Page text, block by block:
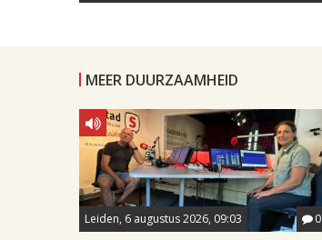
MEER DUURZAAMHEID
Leiden, 6 augustus 2026, 09:03 0